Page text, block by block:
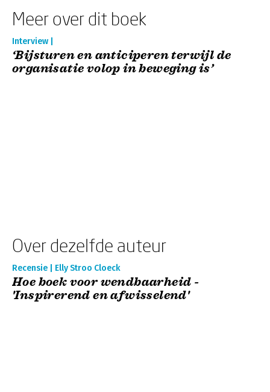
Meer over dit boek
Interview |
‘Bijsturen en anticiperen terwijl de
organisatie volop in beweging is’
Over dezelfde auteur
Recensie | Elly Stroo Cloeck
Hoe boek voor wendbaarheid -
'Inspirerend en afwisselend'